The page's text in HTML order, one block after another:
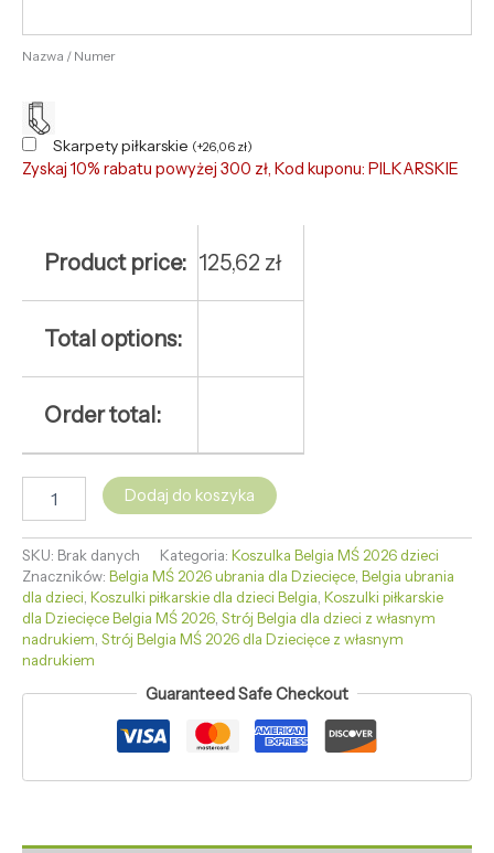
Nazwa / Numer
Skarpety piłkarskie (+26,06 zł)
Zyskaj 10% rabatu powyżej 300 zł, Kod kuponu: PILKARSKIE
Product price: 125,62 zł
Total options:
Order total:
Dodaj do koszyka
SKU: Brak danych Kategoria: Koszulka Belgia MŚ 2026 dzieci
Znaczników: Belgia MŚ 2026 ubrania dla Dziecięce, Belgia ubrania
dla dzieci, Koszulki piłkarskie dla dzieci Belgia, Koszulki piłkarskie
dla Dziecięce Belgia MŚ 2026, Strój Belgia dla dzieci z własnym
nadrukiem, Strój Belgia MŚ 2026 dla Dziecięce z własnym
nadrukiem
Guaranteed Safe Checkout